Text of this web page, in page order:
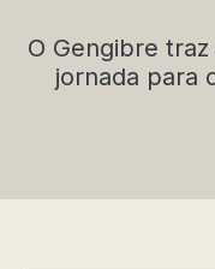
O Gengibre
jornada para